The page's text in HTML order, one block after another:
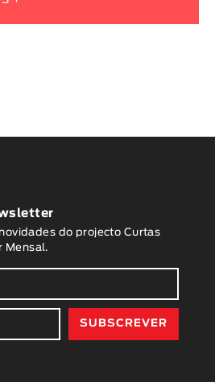
do projecto Curtas
Mensal.